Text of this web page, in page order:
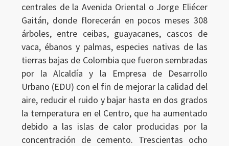
centrales de la Avenida Oriental o Jorge Eliécer
Gaitán, donde florecerán en pocos meses 308
árboles, entre ceibas, guayacanes, cascos de
vaca, ébanos y palmas, especies nativas de las
tierras bajas de Colombia que fueron sembradas
por la Alcaldía y la Empresa de Desarrollo
Urbano (EDU) con el fin de mejorar la calidad del
aire, reducir el ruido y bajar hasta en dos grados
la temperatura en el Centro, que ha aumentado
debido a las islas de calor producidas por la
concentración de cemento. Trescientas ocho